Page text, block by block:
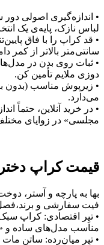
• اندازه‌گیری اصولی دور
لباس نازک، پایه‌ی یک
سانتی‌متر بالاتر از کمر
• ثبات روی بدن در
دوزی ملایم تأمین کن.
• زیرپوش مناسب (بدون
می‌دارد.
• در خرید آنلاین، حتماً
مجلسی» در زوایای
قیمت کراپ
بها به پارچه و آستر،
فیت سفارشی و
• تیِر اقتصادی: کراپ
مناسب مدل‌های ساده و
• تیِر میان‌رده: ساتن